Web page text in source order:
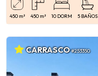
450 m² 450 m² 10 DORM 5 BAÑOS
CARRASCO#253350